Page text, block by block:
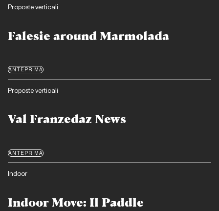
Falesie around Marmolada
Proposte verticali
ANTEPRIMA
Val Franzedaz News
Proposte verticali
ANTEPRIMA
Indoor Move: Il Paddle
Indoor